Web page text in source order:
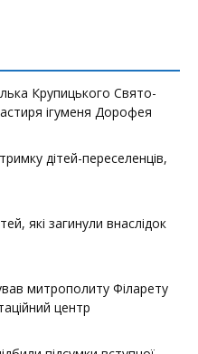
Крупицького Свято-
ігуменя Дорофея
дітей-переселенців,
які загинули внаслідок
митрополиту Філарету
центр